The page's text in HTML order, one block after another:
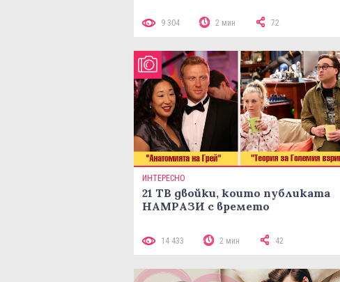
9 304 2 мин 72
ИНТЕРЕСНО
21 ТВ двойки, които публиката
НАМРАЗИ с времето
14 433 2 мин 42